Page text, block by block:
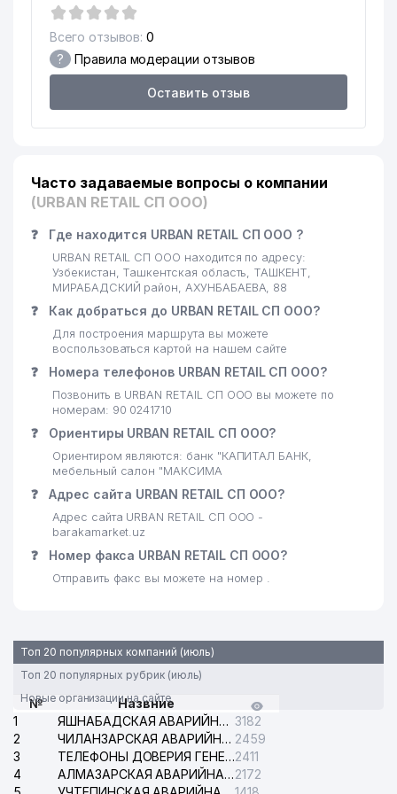
НАЦИОНАЛЬНЫЙ ИНСТИТУТ
ХУДОЖЕСТВ И ДИЗАЙНА им.
КАМАЛИДДИНА БЕХЗОДА
(НИХД)
СПЕЦИАЛИЗИРОВАННАЯ
ОГРАНИЧЕННЫМИ
21
ЦЕНТР
АНАЛИТИЧЕСКОГО КОНТРОЛЯ
В ОБЛАСТИ ОХРАНЫ
ОКРУЖАЮЩЕЙ СРЕДЫ
795 м
DST SERVICE ООО
24 PREMIUM SPORT GROUP ООО 806 м
25 FOTOEFFEKT ООО
26 FUSION FOOD ООО
IT PROFESSIONAL SOLUTIONS-
ASIA ИП ООО
29 ASIA ADVENTURES ООО
30 GLORIA MAX ООО
O'ZAGROSANOATLOYIHA ООО
ДОНИЁР ФАРМ-М ООО
Всего отзывов: 0
? Правила модерации отзывов
Оставить отзыв
Часто задаваемые вопросы о компании
(URBAN RETAIL СП ООО)
❓ Где находится URBAN RETAIL СП ООО ?
URBAN RETAIL СП ООО находится по адресу:
Узбекистан, Ташкентская область, ТАШКЕНТ,
МИРАБАДСКИЙ район, АХУНБАБАЕВА, 88
❓ Как добраться до URBAN RETAIL СП ООО?
Для построения маршрута вы можете
воспользоваться картой на нашем сайте
❓ Номера телефонов URBAN RETAIL СП ООО?
Позвонить в URBAN RETAIL СП ООО вы можете по
номерам: 90 0241710
❓ Ориентиры URBAN RETAIL СП ООО?
Ориентиром являются: банк "КАПИТАЛ БАНК,
мебельный салон "МАКСИМА
❓ Адрес сайта URBAN RETAIL СП ООО?
Адрес сайта URBAN RETAIL СП ООО -
barakamarket.uz
❓ Номер факса URBAN RETAIL СП ООО?
Отправить факс вы можете на номер .
Топ 20 популярных компаний (июль)
Топ 20 популярных рубрик (июль)
Новые организации на сайте
№
Назвние
1
ЯШНАБАДСКАЯ АВАРИЙНАЯ СЛУЖБА ЭЛЕКТРОСЕТИ 3182
2
ЧИЛАНЗАРСКАЯ АВАРИЙНАЯ СЛУЖБА ЭЛЕКТРОСЕТИ 2459
3
ТЕЛЕФОНЫ ДОВЕРИЯ ГЕНЕРАЛЬНОЙ ПРОКУРАТУРЫ РЕСПУБЛИКИ УЗБЕКИСТАН2411
4
АЛМАЗАРСКАЯ АВАРИЙНАЯ СЛУЖБА ЭЛЕКТРОСЕТИ2172